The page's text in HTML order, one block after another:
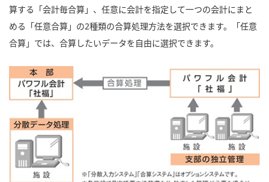
算する「会計毎合算」、任意に会計を指定して一つの会計にまと
める「任意合算」の2種類の合算処理方法を選択できます。「任意
合算」では、合算したいデータを自由に選択できます。